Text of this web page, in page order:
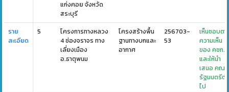
แก่งคอย จังหวัด
สระบุรี
ราย
ละเอียด
5
โครงการทางหลวง
4 ช่องจราจร ทาง
เลี่ยงเมือง
อ.ธาตุพนม
โครงสร้างพื้น
ฐานทางบกและ
อากาศ
256703-
53
เห็นชอบตา
ความเห็น
ของ คชก.
และให้นำ
เสนอ คณะ
รัฐมนตรีต่
ไป